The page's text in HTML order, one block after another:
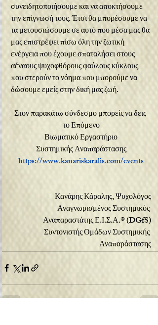
συνειδητοποιήσουμε και να αποκτήσουμε
την επίγνωσή τους. Έτσι θα μπορέσουμε να
τα μετουσιώσουμε σε αυτό που μέσα μας θα
μας επιστρέψει πίσω όλη την ζωτική
ενέργεια που έχουμε σπαταλήσει στους
αέναους ψυχοφθόρους φαύλους κύκλους
που στερούν το νόημα που μπορούμε να
δώσουμε εμείς στην δική μας ζωή.
Στον παρακάτω σύνδεσμο μπορείς να δεις
το Επόμενο
Βιωματικό Εργαστήριο
Συστημικής Αναπαράστασης
https://www.kanariskaralis.com/events
Κανάρης Κάραλης, Ψυχολόγος
Αναγνωρισμένος Συστημικός
Αναπαραστάτης Ε.Ι.Σ.Α.® (DGfS)
Συντονιστής Ομάδων Συστημικής
Αναπαράστασης